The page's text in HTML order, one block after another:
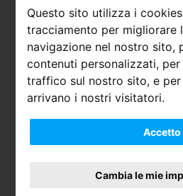
Questo sito utilizza i
tracciamento per migliorare
navigazione nel nostro sito,
contenuti personalizzati, per
traffico sul nostro sito, e
arrivano i nostri visitatori.
Accetto
Cambia le mie
immobili. La prima,
ancheEspropriazione
avere come oggetto
mobili registrati
intestati al debitore o
Espropriazione
Espropriazione